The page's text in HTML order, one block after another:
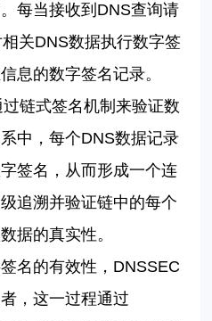
每当接收到 DNS查询请
关DNS数据执行数字签
息的数字签名记录。
过链式签名机制来验证数
中，每个DNS数据记录
签名，从而形成一个连
追溯并验证链中的每个
据的真实性。
名的有效性， DNSSEC
，这一过程通过